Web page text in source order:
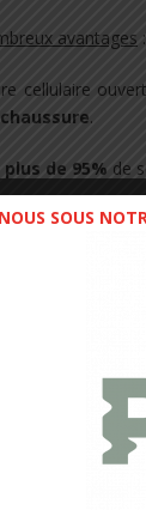
avantages :
cellulaire
.
de 95% de
breveté anti
de la poudre
.
parfaitement le
SOUS